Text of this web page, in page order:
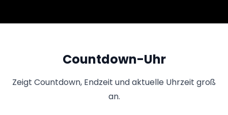
Countdown-Uhr
Zeigt Countdown, Endzeit und aktuelle Uhrzeit groß
an.